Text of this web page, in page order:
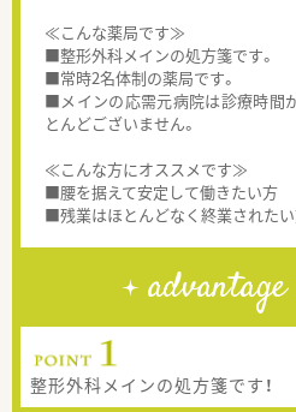
≪こんな薬局です≫
■整形外科メインの処方箋です。
■常時2名体制の薬局です。
■メインの応需元病院は診療時間
とんどございません。
≪こんな方にオススメです≫
■腰を据えて安定して働きたい方
■残業はほとんどなく終業された
advantage
整形外科メインの処方箋です！